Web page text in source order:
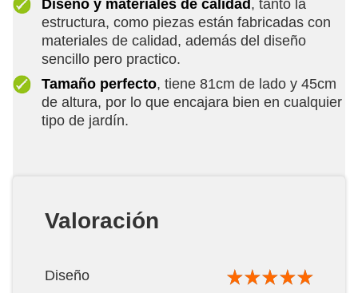
Diseño y materiales de calidad , tanto la
estructura, como piezas están fabricadas con
materiales de calidad, además del diseño
sencillo pero practico.
Tamaño perfecto, tiene 81cm de lado y 45cm
de altura, por lo que encajara bien en cualquier
tipo de jardín.
Valoración
Diseño